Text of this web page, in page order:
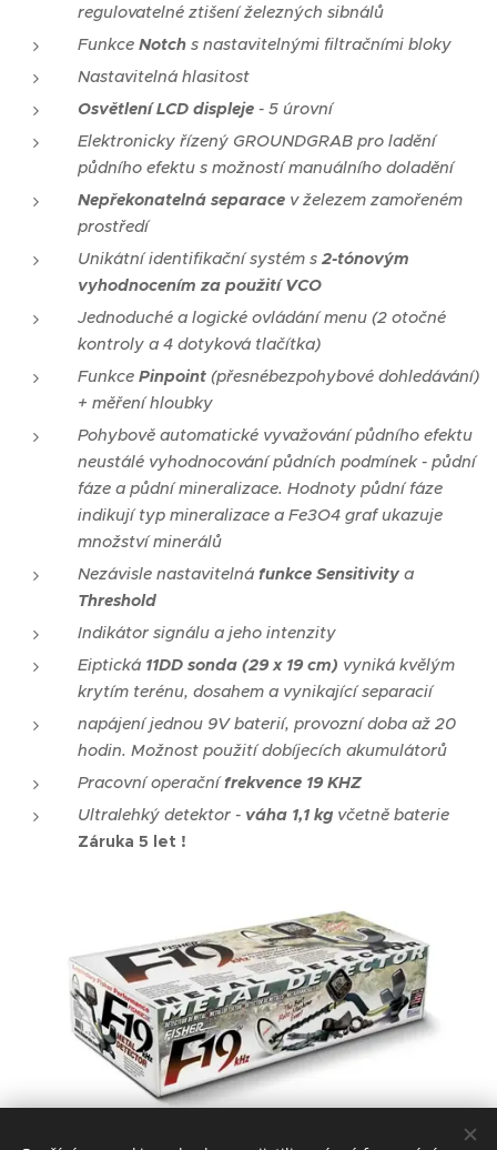
regulovatelné ztišení železných sibnálů
Funkce Notch s nastavitelnými filtračními bloky
Nastavitelná hlasitost
Osvětlení LCD displeje - 5 úrovní
Elektronicky řízený GROUNDGRAB pro ladění
půdního efektu s možností manuálního doladění
Nepřekonatelná separace v železem zamořeném
prostředí
Unikátní identifikační systém s 2-tónovým
vyhodnocením za použití VCO
Jednoduché a logické ovládání menu (2 otočné
kontroly a 4 dotyková tlačítka)
Funkce Pinpoint (přesnébezpohybové dohledávání)
+ měření hloubky
Pohybově automatické vyvažování půdního efektu
neustálé vyhodnocování půdních podmínek - půdní
fáze a půdní mineralizace. Hodnoty půdní fáze
indikují typ mineralizace a Fe3O4 graf ukazuje
množství minerálů
Nezávisle nastavitelná funkce Sensitivity a
Threshold
Indikátor signálu a jeho intenzity
Eiptická 11DD sonda (29 x 19 cm) vyniká kvělým
krytím terénu, dosahem a vynikající separacií
napájení jednou 9V baterií, provozní doba až 20
hodin. Možnost použití dobíjecích akumulátorů
Pracovní operačnífrekvence 19 KHZ
Ultralehký detektor - váha 1,1 kg včetně baterie
Záruka 5 let !